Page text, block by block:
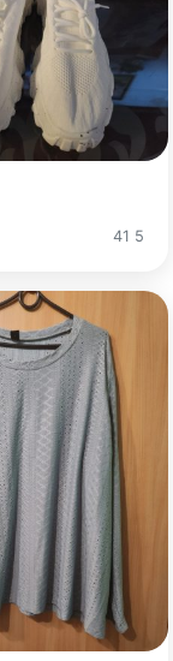
41 5